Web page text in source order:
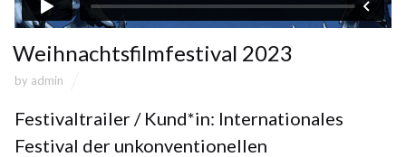
Weihnachtsfilmfestival 2023
by admin
Festivaltrailer / Kund*in: Internationales
Festival der unkonventionellen